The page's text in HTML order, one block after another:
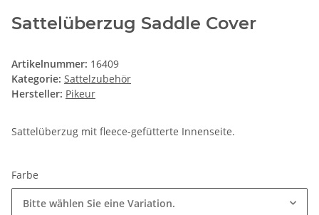
Sattelüberzug Saddle Cover
Artikelnummer: 16409
Kategorie: Sattelzubehör
Hersteller: Pikeur
Sattelüberzug mit fleece-gefütterte Innenseite.
Farbe
Bitte wählen Sie eine Variation.